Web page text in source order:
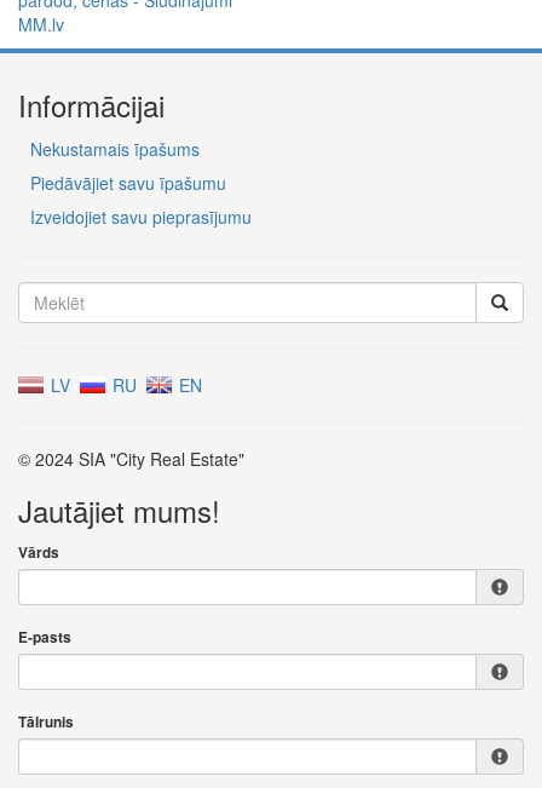
Informācijai
Nekustamais īpašums
Piedāvājiet savu īpašumu
Izveidojiet savu pieprasījumu
LV RU EN
© 2024 SIA "City Real Estate"
Jautājiet mums!
Vārds
E-pasts
Tālrunis